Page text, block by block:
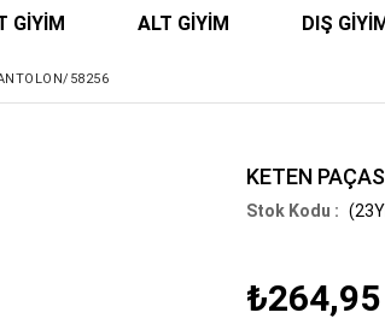
GİYİM ALT GİYİM DIŞ
58256
KETEN
₺264,95